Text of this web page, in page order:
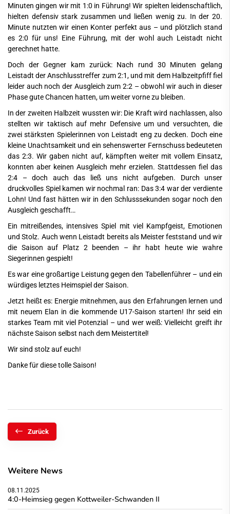
Minuten gingen wir mit 1:0 in Führung! Wir spielten leidenschaftlich,
hielten defensiv stark zusammen und ließen wenig zu. In der 20.
Minute nutzten wir einen Konter perfekt aus – und plötzlich stand
es 2:0 für uns! Eine Führung, mit der wohl auch Leistadt nicht
gerechnet hatte.
Doch der Gegner kam zurück: Nach rund 30 Minuten gelang
Leistadt der Anschlusstreffer zum 2:1, und mit dem Halbzeitpfiff fiel
leider auch noch der Ausgleich zum 2:2 – obwohl wir auch in dieser
Phase gute Chancen hatten, um weiter vorne zu bleiben.
In der zweiten Halbzeit wussten wir: Die Kraft wird nachlassen, also
stellten wir taktisch auf mehr Defensive um und versuchten, die
zwei stärksten Spielerinnen von Leistadt eng zu decken. Doch eine
kleine Unachtsamkeit und ein sehenswerter Fernschuss bedeuteten
das 2:3. Wir gaben nicht auf, kämpften weiter mit vollem Einsatz,
konnten aber keinen Ausgleich mehr erzielen. Stattdessen fiel das
2:4 – doch auch das ließ uns nicht aufgeben. Durch unser
druckvolles Spiel kamen wir nochmal ran: Das 3:4 war der verdiente
Lohn! Und fast hätten wir in den Schlusssekunden sogar noch den
Ausgleich geschafft…
Ein mitreißendes, intensives Spiel mit viel Kampfgeist, Emotionen
und Stolz. Auch wenn Leistadt bereits als Meister feststand und wir
die Saison auf Platz 2 beenden – ihr habt heute wie wahre
Siegerinnen gespielt!
Es war eine großartige Leistung gegen den Tabellenführer – und ein
würdiges letztes Heimspiel der Saison.
Jetzt heißt es: Energie mitnehmen, aus den Erfahrungen lernen und
mit neuem Elan in die kommende U17-Saison starten! Ihr seid ein
starkes Team mit viel Potenzial – und wer weiß: Vielleicht greift ihr
nächste Saison selbst nach dem Meistertitel!
Wir sind stolz auf euch!
Danke für diese tolle Saison!
Zurück
Weitere News
08.11.2025
4:0-Heimsieg gegen Kottweiler-Schwanden II